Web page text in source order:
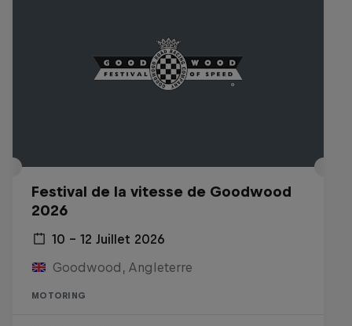
Festival de la vitesse de Goodwood
2026
10 – 12 Juillet 2026
Goodwood, Angleterre
MOTORING